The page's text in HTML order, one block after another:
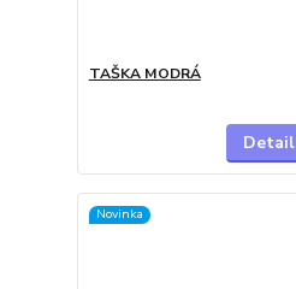
TAŠKA MODRÁ
Detail
Novinka